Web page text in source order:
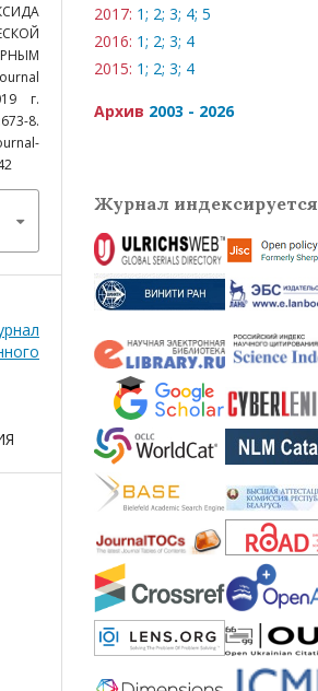
г.
8.
2017: 1; 2; 3; 4; 5
2016: 1; 2; 3; 4
2015: 1; 2; 3; 4
Архив 2003 - 2026
Журнал индексируется